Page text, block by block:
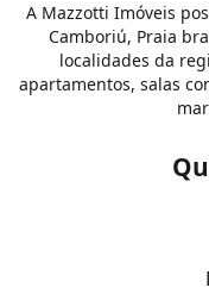
A Mazzotti Imóveis
Camboriú, Praia
localidades da
apartamentos, salas